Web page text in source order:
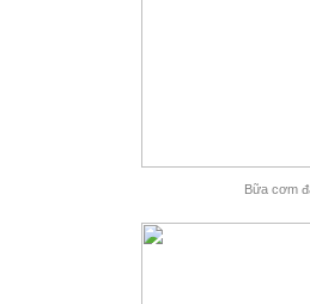
Bữa cơm